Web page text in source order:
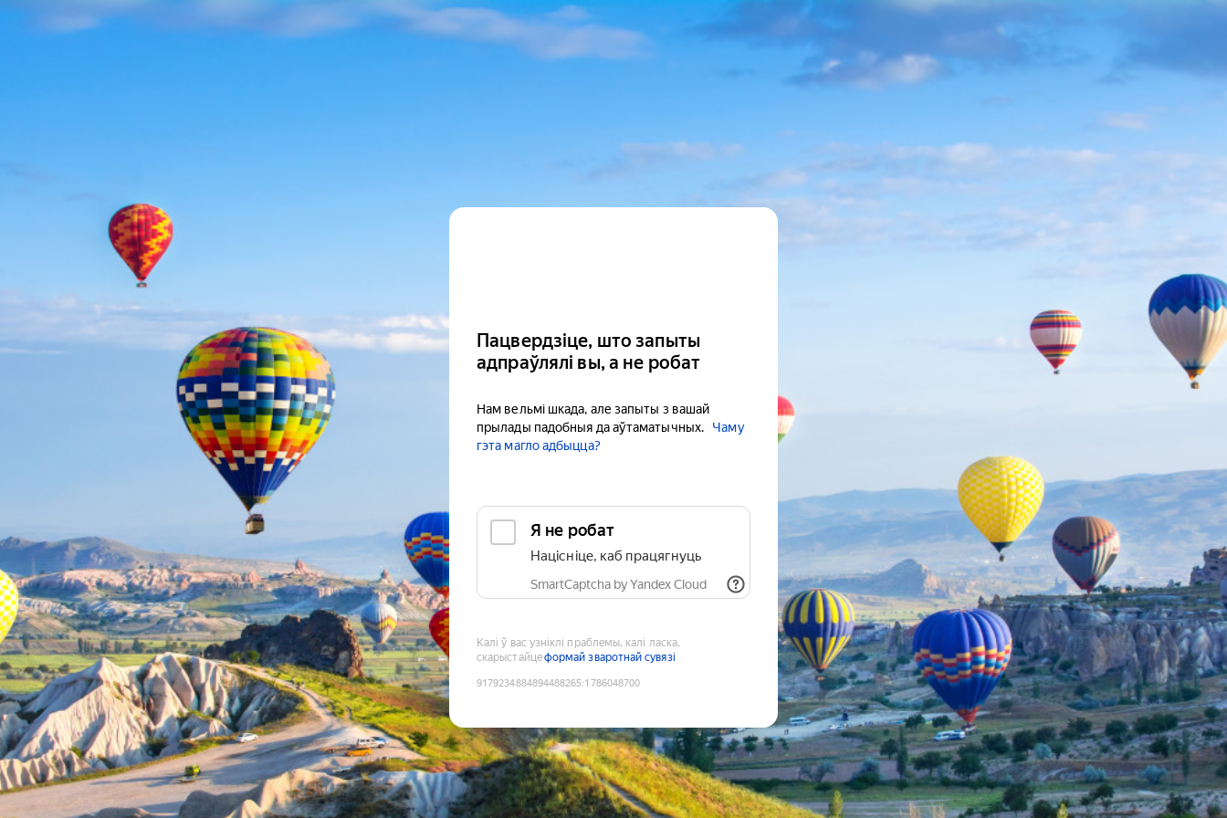
Пацвердзіце, што запыты
адпраўлялі вы, а не робат
Нам вельмі шкада, але запыты з вашай
прылады падобныя да аўтаматычных.
Чаму
гэта магло адбыцца?
Я не робат
Націсніце, каб працягнуць
SmartCaptcha by Yandex Cloud
Калі ў вас узніклі праблемы, калі ласка,
скарыстайцеформай зваротнай сувязі
9179234884894488265:1786048700